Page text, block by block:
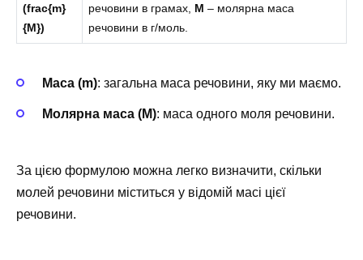
(frac{m}
{M})
речовини в грамах, M – молярна маса
речовини в г/моль.
Маса (m): загальна маса речовини, яку ми маємо.
Молярна маса (M): маса одного моля речовини.
За цією формулою можна легко визначити, скільки
молей речовини міститься у відомій масі цієї
речовини.